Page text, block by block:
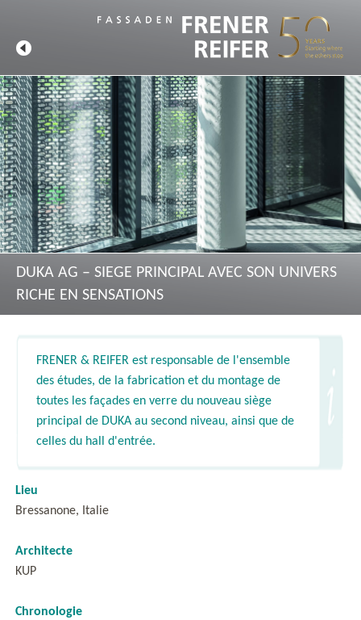
DUKA AG – SIEGE PRINCIPAL AVEC SON UNIVERS
RICHE EN SENSATIONS
FRENER & REIFER est responsable de l'ensemble
des études, de la fabrication et du montage de
toutes les façades en verre du nouveau siège
principal de DUKA au second niveau, ainsi que de
celles du hall d'entrée.
Lieu
Bressanone, Italie
Architecte
KUP
Chronologie